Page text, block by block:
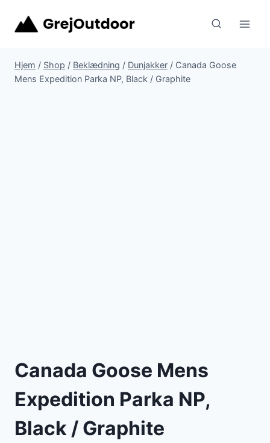
Hjem / Shop / Beklædning / Dunjakker / Canada Goose
Mens Expedition Parka NP, Black / Graphite
Canada Goose Mens
Expedition Parka NP,
Black / Graphite